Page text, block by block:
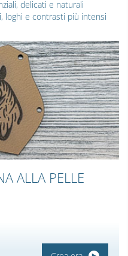
delicati e naturali
loghi e contrasti più intensi
ALLA PELLE